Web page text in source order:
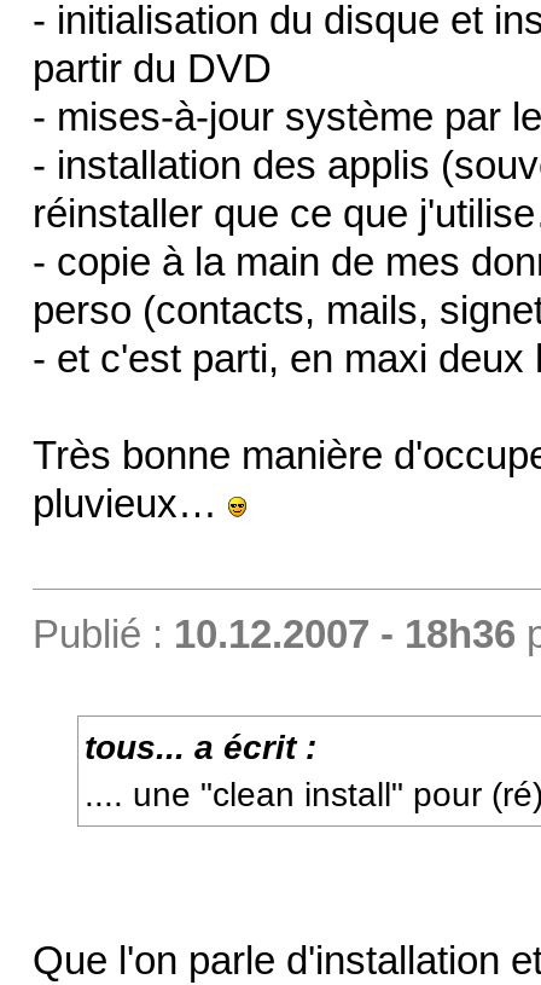
- initialisation du disque et
partir du DVD
- mises-à-jour système par
- installation des applis
réinstaller que ce que
- copie à la main de mes
perso (contacts, mails,
- et c'est parti, en maxi deux
Très bonne manière
pluvieux…
Publié : 10.12.2007 - 18h36
tous... a écrit :
.... une "clean install" pour
Que l'on parle d'installation